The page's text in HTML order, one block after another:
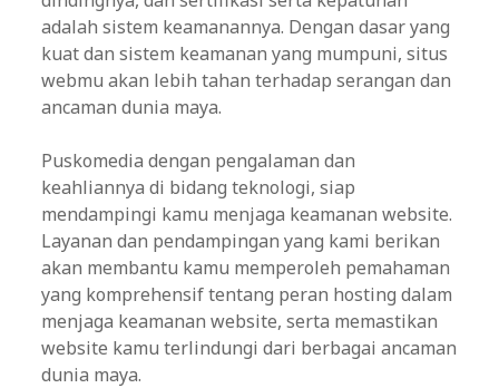
adalah sistem keamanannya. Dengan dasar yang
kuat dan sistem keamanan yang mumpuni, situs
webmu akan lebih tahan terhadap serangan dan
ancaman dunia maya.
Puskomedia dengan pengalaman dan
keahliannya di bidang teknologi, siap
mendampingi kamu menjaga keamanan website.
Layanan dan pendampingan yang kami berikan
akan membantu kamu memperoleh pemahaman
yang komprehensif tentang peran hosting dalam
menjaga keamanan website, serta memastikan
website kamu terlindungi dari berbagai ancaman
dunia maya.